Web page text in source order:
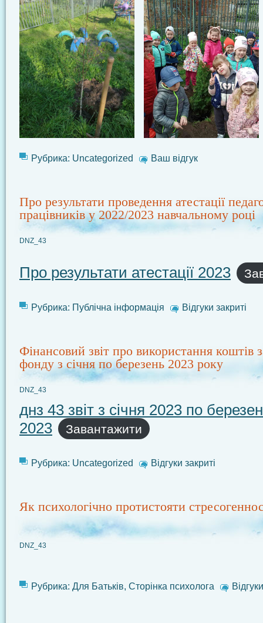
Рубрика: Uncategorized Ваш відгук
Про результати проведення атестації
працівників у 2022/2023 навчальному році
DNZ_43
Про результати атестації 2023
Рубрика: Публічна інформація Відгуки закриті
Фінансовий звіт про використання коштів
фонду з січня по березень 2023 року
DNZ_43
днз 43 звіт з січня 2023 по
2023
Завантажити
Рубрика: Uncategorized Відгуки закриті
Як психологічно протистояти
DNZ_43
Рубрика: Для Батьків, Сторінка психолога